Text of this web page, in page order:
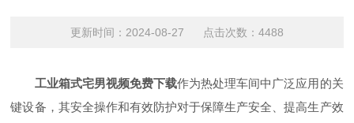
更新时间：2024-08-27 点击次数：4488
工业箱式宅男视频免费下载作为热处理车间中广泛应用的关
键设备，其安全操作和有效防护对于保障生产安全、提高生产效